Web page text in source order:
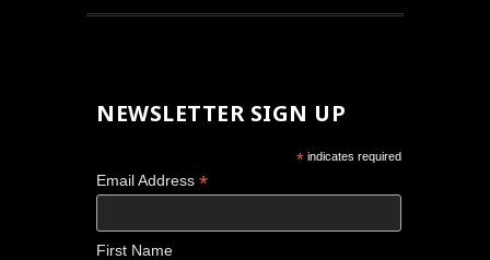
NEWSLETTER SIGN UP
* indicates required
Email Address *
First Name